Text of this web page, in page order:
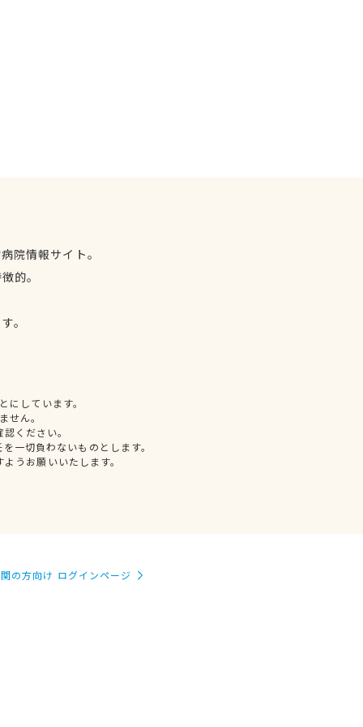
院情報サイト。
的。
。
しています。
せん。
ください。
一切負わないものとします。
うお願いいたします。
の方向け ログインページ